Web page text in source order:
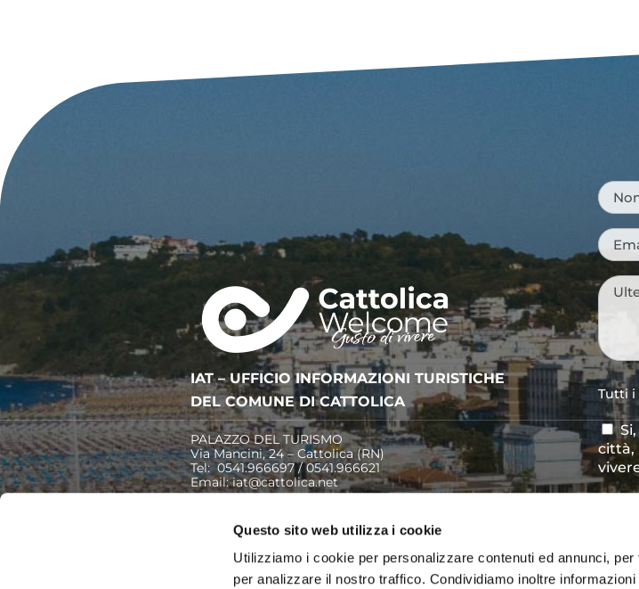
Questo sito web utilizza i cookie
Utilizziamo i cookie per personalizzare contenuti ed annunci,
per analizzare il nostro traffico. Condividiamo inoltre
IAT – UFFICIO INFORMAZIONI TURISTICHE
DEL COMUNE DI CATTOLICA
PALAZZO DEL TURISMO
Via Mancini, 24 – Cattolica (RN)
Tel: 0541.966697 / 0541.966621
Email:iat@cattolica.net
Email
Tutti i
città,